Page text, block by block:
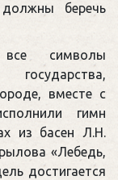
беречь
символы
вместе с
гимн
из басен Л.Н.
«Лебедь,
достигается